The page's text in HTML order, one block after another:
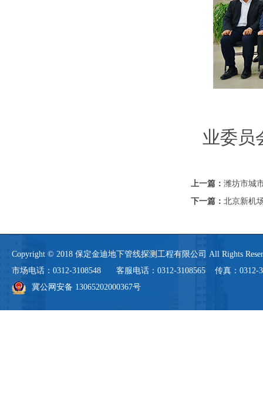
业委员
上一篇： 潍坊市城
下一篇： 北京新机
Copyright © 2018 保定金迪地下管线探测工程有限公司 All Rights
市场电话：0312-3108548 客服电话：0312-3108565 传真：
冀公网安备 13065202000367号